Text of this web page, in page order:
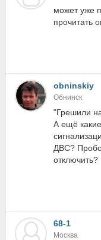
может уже
прочитать
obninskiy
Обнинск
"Грешили
А ещё
ДВС?
отключить?
68-1
Москва